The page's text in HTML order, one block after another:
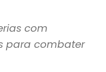
com
para combater